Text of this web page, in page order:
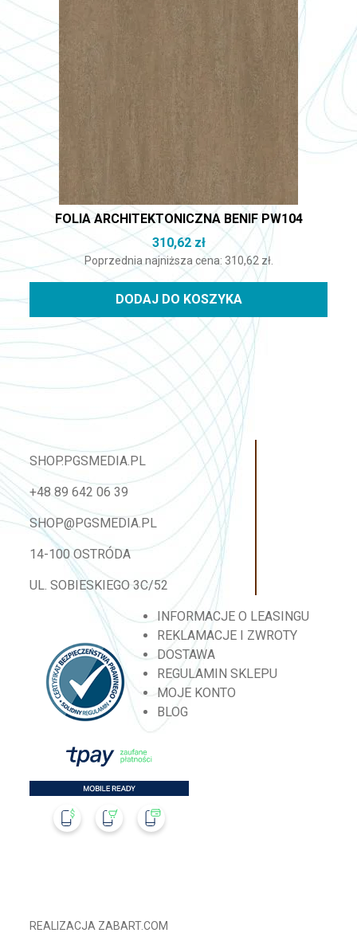
FOLIA ARCHITEKTONICZNA BENIF PW104
310,62 zł
Poprzednia najniższa cena: 310,62 zł.
DODAJ DO KOSZYKA
SHOP.PGSMEDIA.PL
+48 89 642 06 39
SHOP@PGSMEDIA.PL
14-100 OSTRÓDA
UL. SOBIESKIEGO 3C/52
INFORMACJE O LEASINGU
REKLAMACJE I ZWROTY
DOSTAWA
REGULAMIN SKLEPU
MOJE KONTO
BLOG
REALIZACJA ZABART.COM